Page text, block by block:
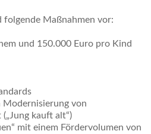
Maßnahmen vor:
und 150.000 Euro pro Kind
Modernisierung von
kauft alt“)
mit einem Fördervolumen von